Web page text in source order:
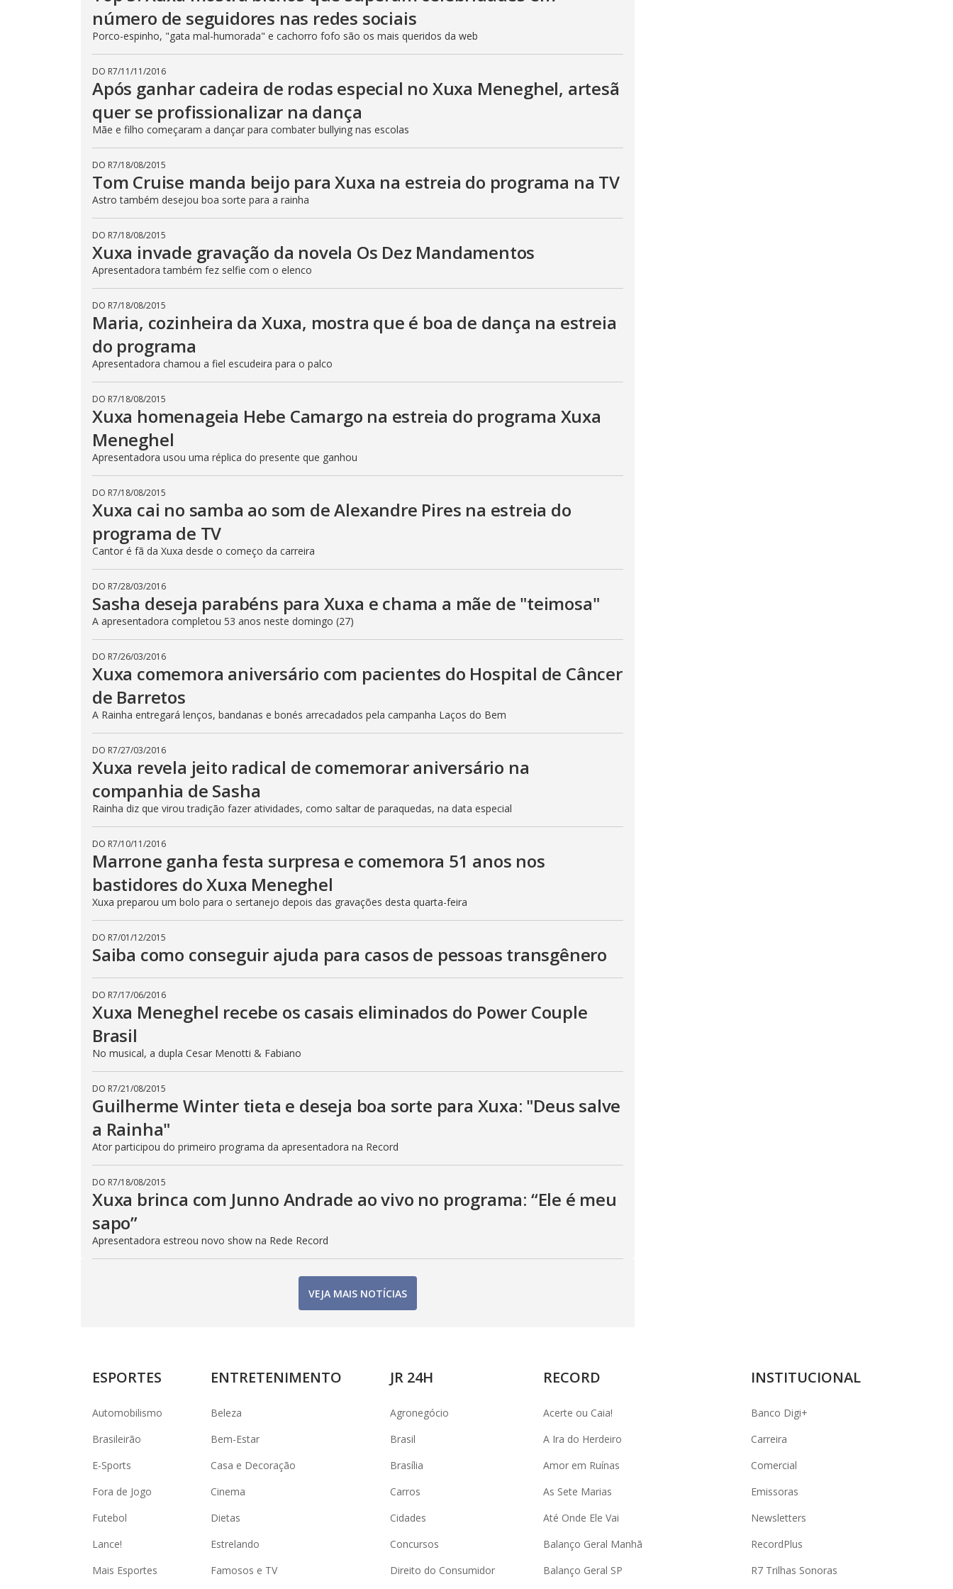
i
d
e
o
número de seguidores nas redes sociais
Porco-espinho, "gata mal-humorada" e cachorro fofo são os mais queridos da web
DO R7/11/11/2016
Após ganhar cadeira de rodas especial no Xuxa Meneghel, artesã
quer se profissionalizar na dança
Mãe e filho começaram a dançar para combater bullying nas escolas
DO R7/18/08/2015
Tom Cruise manda beijo para Xuxa na estreia do programa na TV
Astro também desejou boa sorte para a rainha
DO R7/18/08/2015
Xuxa invade gravação da novela Os Dez Mandamentos
Apresentadora também fez selfie com o elenco
DO R7/18/08/2015
Maria, cozinheira da Xuxa, mostra que é boa de dança na estreia
do programa
Apresentadora chamou a fiel escudeira para o palco
DO R7/18/08/2015
Xuxa homenageia Hebe Camargo na estreia do programa Xuxa
Meneghel
Apresentadora usou uma réplica do presente que ganhou
DO R7/18/08/2015
Xuxa cai no samba ao som de Alexandre Pires na estreia do
programa de TV
Cantor é fã da Xuxa desde o começo da carreira
DO R7/28/03/2016
Sasha deseja parabéns para Xuxa e chama a mãe de "teimosa"
A apresentadora completou 53 anos neste domingo (27)
DO R7/26/03/2016
Xuxa comemora aniversário com pacientes do Hospital de Câncer
de Barretos
A Rainha entregará lenços, bandanas e bonés arrecadados pela campanha Laços do Bem
DO R7/27/03/2016
Xuxa revela jeito radical de comemorar aniversário na
companhia de Sasha
Rainha diz que virou tradição fazer atividades, como saltar de paraquedas, na data especial
DO R7/10/11/2016
Marrone ganha festa surpresa e comemora 51 anos nos
bastidores do Xuxa Meneghel
Xuxa preparou um bolo para o sertanejo depois das gravações desta quarta-feira
DO R7/01/12/2015
Saiba como conseguir ajuda para casos de pessoas transgênero
DO R7/17/06/2016
Xuxa Meneghel recebe os casais eliminados do Power Couple
Brasil
No musical, a dupla Cesar Menotti & Fabiano
DO R7/21/08/2015
Guilherme Winter tieta e deseja boa sorte para Xuxa: "Deus salve
a Rainha"
Ator participou do primeiro programa da apresentadora na Record
DO R7/18/08/2015
Xuxa brinca com Junno Andrade ao vivo no programa: “Ele é meu
sapo”
Apresentadora estreou novo show na Rede Record
VEJA MAIS NOTÍCIAS
ESPORTES
Automobilismo
Brasileirão
E-Sports
Fora de Jogo
Futebol
Lance!
Mais Esportes
ENTRETENIMENTO
Beleza
Bem-Estar
Casa e Decoração
Cinema
Dietas
Estrelando
Famosos e TV
JR 24H
Agronegócio
Brasil
Brasília
Carros
Cidades
Concursos
Direito do Consumidor
RECORD
Acerte ou Caia!
A Ira do Herdeiro
Amor em Ruínas
As Sete Marias
Até Onde Ele Vai
Balanço Geral Manhã
Balanço Geral SP
INSTITUCIONAL
Banco Digi+
Carreira
Comercial
Emissoras
Newsletters
RecordPlus
R7 Trilhas Sonoras